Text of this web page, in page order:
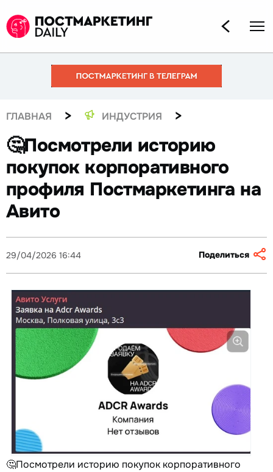
ГЛАВНАЯ > ИНДУСТРИЯ >
🤔Посмотрели историю
покупок корпоративного
профиля Постмаркетинга на
Авито
29/04/2026 16:44 Поделиться
🤔Посмотрели историю покупок корпоративного